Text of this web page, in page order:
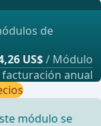
de
US$/ Módulo
facturación anual
módulo se